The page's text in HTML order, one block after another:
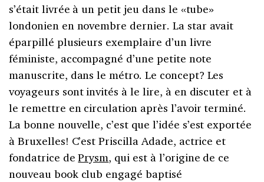
s’était livrée à un petit jeu dans le «tube»
londonien en novembre dernier. La star avait
éparpillé plusieurs exemplaire d’un livre
féministe, accompagné d’une petite note
manuscrite, dans le métro. Le concept? Les
voyageurs sont invités à le lire, à en discuter et à
le remettre en circulation après l’avoir terminé.
La bonne nouvelle, c’est que l’idée s’est exportée
à Bruxelles! C’est Priscilla Adade, actrice et
fondatrice dePrysm, qui est à l’origine de ce
nouveau book club engagé baptisé